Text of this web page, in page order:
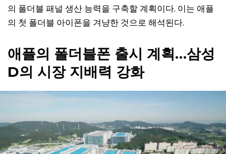
의 폴더블 패널 생산 능력을 구축할 계획이다. 이는 애플
의 첫 폴더블 아이폰을 겨냥한 것으로 해석된다.
애플의 폴더블폰 출시 계획…삼성
D의 시장 지배력 강화